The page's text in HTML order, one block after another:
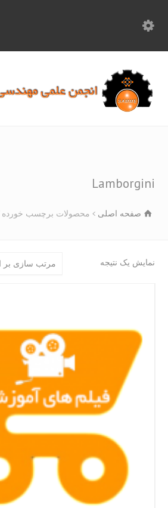
صفحه اصلی محصولات برچسب خورده “Lamborgini”
یک نتیجه مرتب سازی بر اساس